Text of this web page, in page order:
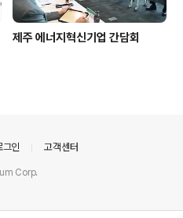
제주 에너지혁신기업 간담회
그인 고객센터
Corp.